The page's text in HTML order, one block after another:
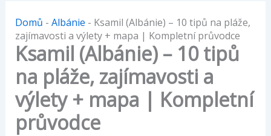
Domů - Albánie - Ksamil (Albánie) – 10 tipů na pláže,
zajímavosti a výlety + mapa | Kompletní průvodce
Ksamil (Albánie) – 10 tipů
na pláže, zajímavosti a
výlety + mapa | Kompletní
průvodce